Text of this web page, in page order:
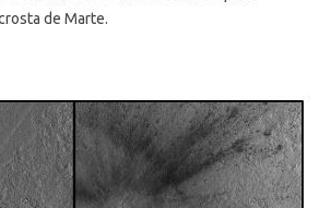
de Marte.